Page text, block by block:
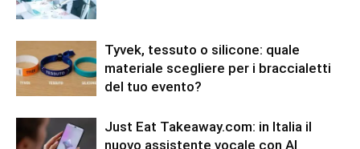
Tyvek, tessuto o silicone: quale
materiale scegliere per i braccialetti
del tuo evento?
Just Eat Takeaway.com: in Italia il
nuovo assistente vocale con AI